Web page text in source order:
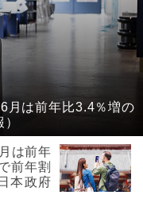
月は前年比3.4％増の
は前年
前年割
本政府